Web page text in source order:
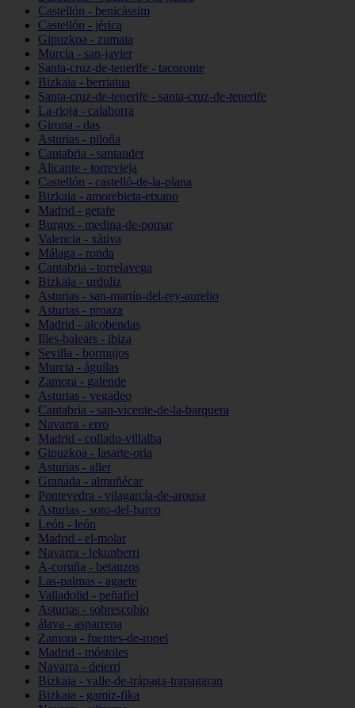
Castellón - benicàssim
Castellón - jérica
Gipuzkoa - zumaia
Murcia - san-javier
Santa-cruz-de-tenerife - tacoronte
Bizkaia - berriatua
Santa-cruz-de-tenerife - santa-cruz-de-tenerife
La-rioja - calahorra
Girona - das
Asturias - piloña
Cantabria - santander
Alicante - torrevieja
Castellón - castelló-de-la-plana
Bizkaia - amorebieta-etxano
Madrid - getafe
Burgos - medina-de-pomar
Valencia - xàtiva
Málaga - ronda
Cantabria - torrelavega
Bizkaia - urduliz
Asturias - san-martín-del-rey-aurelio
Asturias - proaza
Madrid - alcobendas
Illes-balears - ibiza
Sevilla - bormujos
Murcia - águilas
Zamora - galende
Asturias - vegadeo
Cantabria - san-vicente-de-la-barquera
Navarra - erro
Madrid - collado-villalba
Gipuzkoa - lasarte-oria
Asturias - aller
Granada - almuñécar
Pontevedra - vilagarcía-de-arousa
Asturias - soto-del-barco
León - león
Madrid - el-molar
Navarra - lekunberri
A-coruña - betanzos
Las-palmas - agaete
Valladolid - peñafiel
Asturias - sobrescobio
álava - asparrena
Zamora - fuentes-de-ropel
Madrid - móstoles
Navarra - deierri
Bizkaia - valle-de-trápaga-trapagaran
Bizkaia - gamiz-fika